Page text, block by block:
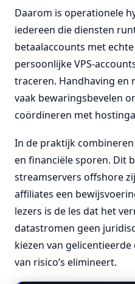
Daarom is operationele
iedereen die diensten
betaalaccounts met
persoonlijke VPS-
traceren. Handhaving en
vaak bewaringsbevelen
coördineren met
In de praktijk
en financiële sporen. Dit
streamservers offshore
affiliates een
lezers is de les dat het
datastromen geen
kiezen van
van risico’s elimineert.